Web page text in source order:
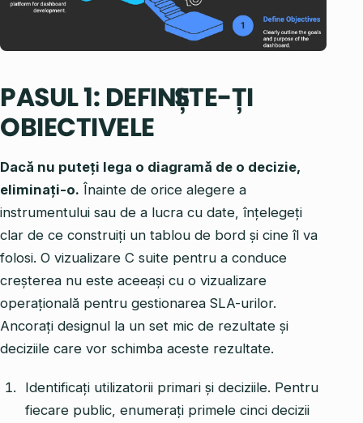
PASUL 1: DEFINEȘTE-ȚI
OBIECTIVELE
Dacă nu puteți lega o diagramă de o decizie,
eliminați-o. Înainte de orice alegere a
instrumentului sau de a lucra cu date, înțelegeți
clar de ce construiți un tablou de bord și cine îl va
folosi. O vizualizare C suite pentru a conduce
creșterea nu este aceeași cu o vizualizare
operațională pentru gestionarea SLA-urilor.
Ancorați designul la un set mic de rezultate și
deciziile care vor schimba aceste rezultate.
Identificați utilizatorii primari și deciziile. Pentru
fiecare public, enumerați primele cinci decizii